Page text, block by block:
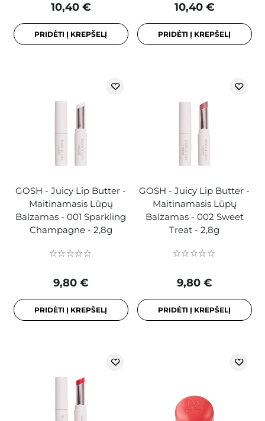
10,40 €
PRIDĖTI Į KREPŠELĮ
10,40 €
PRIDĖTI Į KREPŠELĮ
GOSH - Juicy Lip Butter -
Maitinamasis Lūpų
Balzamas - 001 Sparkling
Champagne - 2,8g
9,80 €
PRIDĖTI Į KREPŠELĮ
GOSH - Juicy Lip Butter -
Maitinamasis Lūpų
Balzamas - 002 Sweet
Treat - 2,8g
9,80 €
PRIDĖTI Į KREPŠELĮ